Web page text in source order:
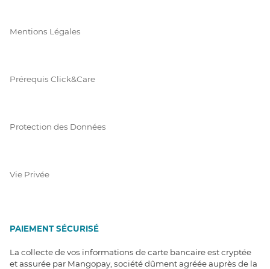
Mentions Légales
Prérequis Click&Care
Protection des Données
Vie Privée
PAIEMENT SÉCURISÉ
La collecte de vos informations de carte bancaire est cryptée
et assurée par Mangopay, société dûment agréée auprès de la